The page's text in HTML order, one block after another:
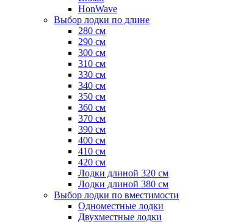
HonWave
Выбор лодки по длине
280 см
290 см
300 см
310 см
330 см
340 см
350 см
360 см
370 см
390 см
400 см
410 см
420 см
Лодки длиной 320 см
Лодки длиной 380 см
Выбор лодки по вместимости
Одноместные лодки
Двухместные лодки